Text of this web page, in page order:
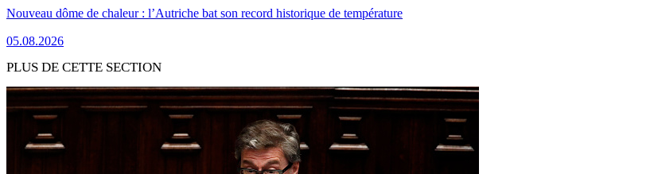
Nouveau dôme de chaleur : l’Autriche bat son record historique de température
05.08.2026
PLUS DE CETTE SECTION